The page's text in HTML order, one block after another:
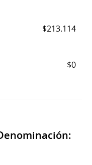
$213.114
$0